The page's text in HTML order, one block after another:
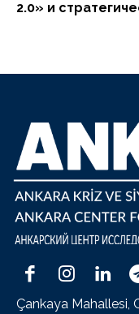
2.0» и
Çankaya Mahallesi,